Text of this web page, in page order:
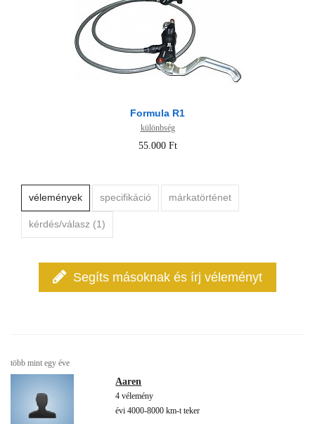
Formula R1
különbség
55.000 Ft
vélemények specifikáció márkatörténet
kérdés/válasz (1)
Segíts másoknak és írj véleményt
több mint egy éve
Aaren
4 vélemény
évi 4000-8000 km-t teker